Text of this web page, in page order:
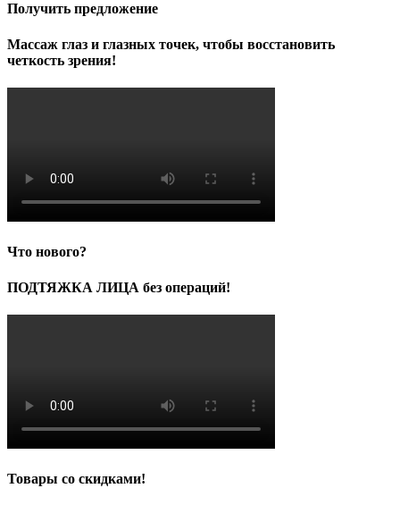
Получить предложение
Массаж глаз и глазных точек, чтобы восстановить
четкость зрения!
Что нового?
ПОДТЯЖКА ЛИЦА без операций!
Товары со скидками!